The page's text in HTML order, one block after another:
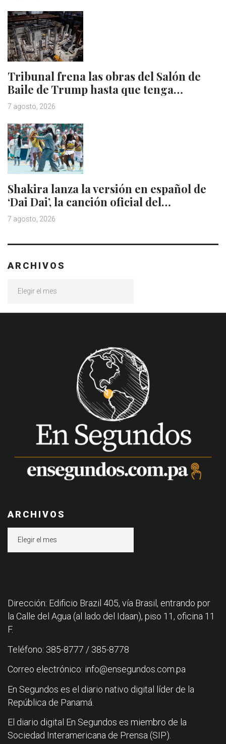
Tribunal frena las obras del Salón de
Baile de Trump hasta que tenga…
7 agosto, 2026
Shakira lanza la versión en español de
‘Dai Dai’, la canción oficial del…
7 agosto, 2026
ARCHIVOS
ARCHIVOS
Dirección: Edificio Brazil 405, vía Brasil, entrando por
la Calle del Agua (al lado del Idaan), piso 11, oficina 11
F.
Teléfono: 385-8777 / 385-8778
Correo electrónico: info@ensegundos.com.pa
En Segundos es el diario nativo digital líder de la
República de Panamá.
El diario digital En Segundos es miembro de la
Sociedad Interamericana de Prensa (SIP).